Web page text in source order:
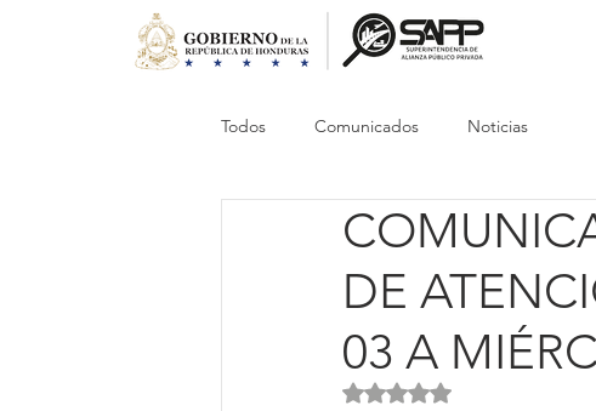
Todos Comunicados Noticias
DE
03 A
Obtuvo NaN de 5 estrellas.